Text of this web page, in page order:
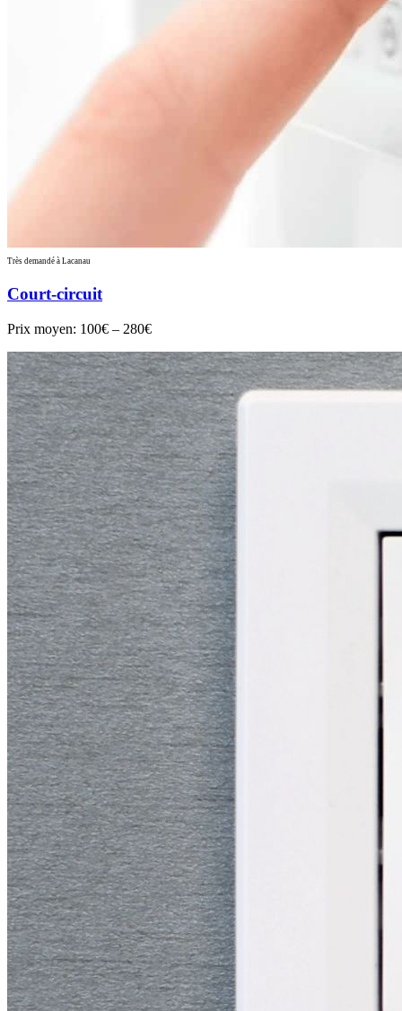
Très demandé à Lacanau
Court-circuit
Prix moyen: 100€ – 280€